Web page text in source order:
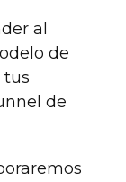
al
de
tus
de